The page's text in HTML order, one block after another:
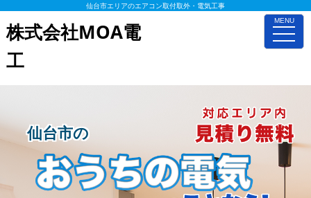
MENU
toggle
仙台市エリアのエアコン取付取外・電気工事
株式会社MOA電
工
仙台市の